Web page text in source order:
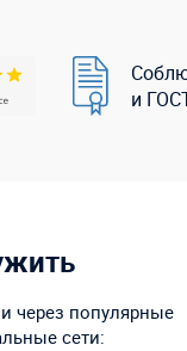
и
через популярные
сети: